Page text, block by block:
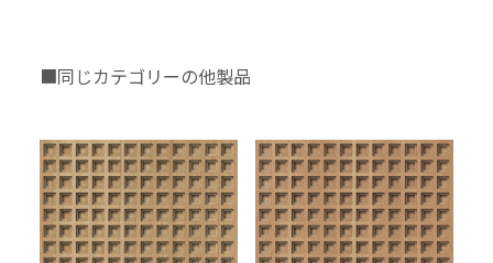
■同じカテゴリーの他製品